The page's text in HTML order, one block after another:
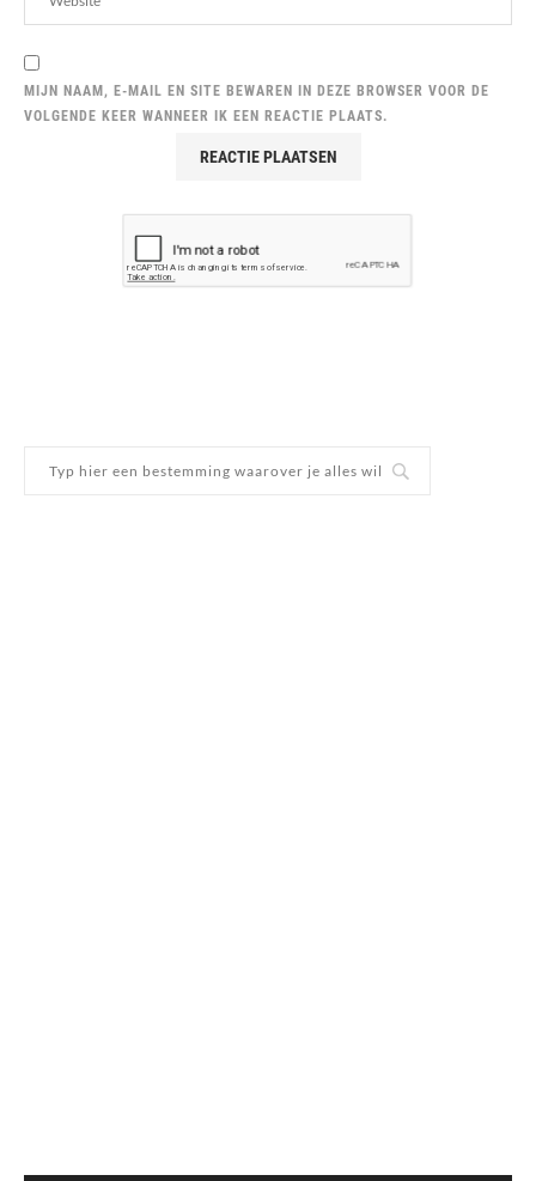
MIJN NAAM, E-MAIL EN SITE BEWAREN IN DEZE BROWSER VOOR DE
VOLGENDE KEER WANNEER IK EEN REACTIE PLAATS.